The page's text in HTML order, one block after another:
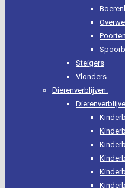
Poorten
Steigers
Vlonders
Dierenverblijven.